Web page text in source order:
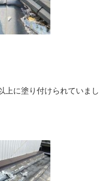
上に塗り付けられていまし